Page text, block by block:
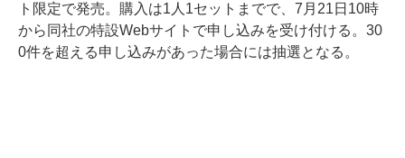
ト限定で発売。購入は1人1セットまでで、7月21日10時
から同社の特設Webサイトで申し込みを受け付ける。30
0件を超える申し込みがあった場合には抽選となる。